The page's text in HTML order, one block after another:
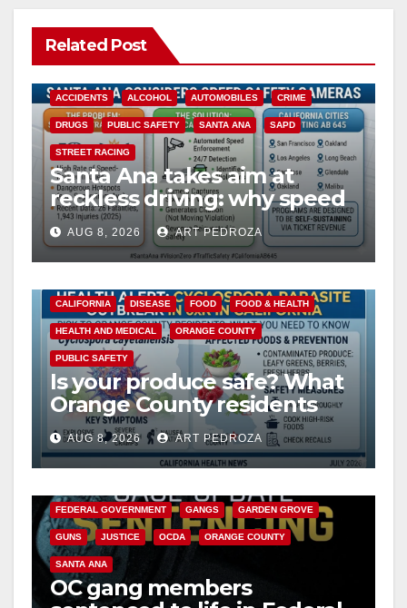
Related Post
ACCIDENTS ALCOHOL AUTOMOBILES CRIME
DRUGS PUBLIC SAFETY SANTA ANA SAPD
STREET RACING
Santa Ana takes aim at
reckless driving: why speed
cameras are a win for public
safety
AUG 8, 2026 ART PEDROZA
CALIFORNIA DISEASE FOOD FOOD & HEALTH
HEALTH AND MEDICAL ORANGE COUNTY
PUBLIC SAFETY
Is your produce safe? What
Orange County residents
need to know about the
Cyclospora Parasite
AUG 8, 2026 ART PEDROZA
ANAHEIM CALIFORNIA
FEDERAL GOVERNMENT GANGS GARDEN GROVE
GUNS JUSTICE OCDA ORANGE COUNTY
SANTA ANA
OC gang members